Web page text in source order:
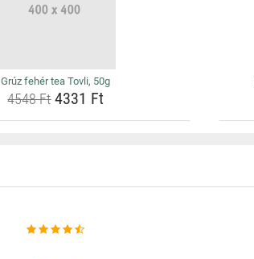
Grúz fehér tea Tovli, 50g
4548 Ft4331 Ft